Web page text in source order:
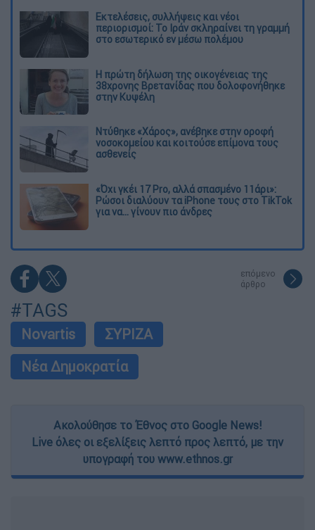
Εκτελέσεις, συλλήψεις και νέοι
περιορισμοί: Το Ιράν σκληραίνει τη γραμμή
στο εσωτερικό εν μέσω πολέμου
Η πρώτη δήλωση της οικογένειας της
38χρονης Βρετανίδας που δολοφονήθηκε
στην Κυψέλη
Ντύθηκε «Χάρος», ανέβηκε στην οροφή
νοσοκομείου και κοιτούσε επίμονα τους
ασθενείς
«Όχι γκέι 17 Pro, αλλά σπασμένο 11άρι»:
Ρώσοι διαλύουν τα iPhone τους στο TikTok
για να... γίνουν πιο άνδρες
επόμενο
άρθρο
#TAGS
Novartis
ΣΥΡΙΖΑ
Νέα Δημοκρατία
Ακολούθησε το Έθνος στο Google News!
Live όλες οι εξελίξεις λεπτό προς λεπτό, με την
υπογραφή του www.ethnos.gr